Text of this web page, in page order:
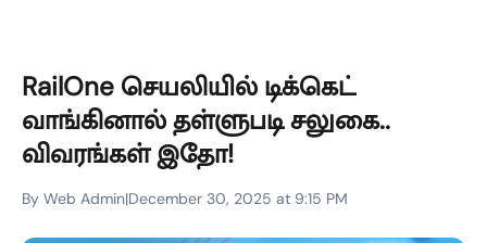
RailOne செயலியில் டிக்கெட்
வாங்கினால் தள்ளுபடி சலுகை..
விவரங்கள் இதோ!
By Web Admin|December 30, 2025 at 9:15 PM